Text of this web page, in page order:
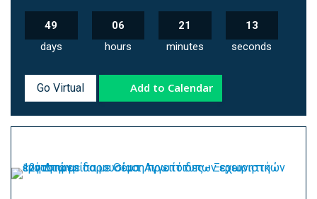
49
days
06
hours
21
minutes
12
seconds
Go Virtual Add to Calendar